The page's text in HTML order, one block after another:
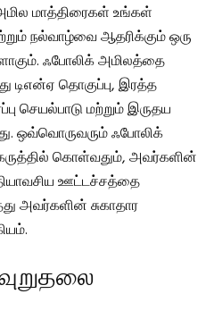
மாத்திரைகள் உங்கள்
நல்வாழ்வை ஆதரிக்கும் ஒரு
ஃபோலிக் அமிலத்தை
தொகுப்பு, இரத்த
செயல்பாடு மற்றும் இருதய
ஒவ்வொருவரும் ஃபோலிக்
கொள்வதும், அவர்களின்
ஊட்டச்சத்தை
அவர்களின் சுகாதார